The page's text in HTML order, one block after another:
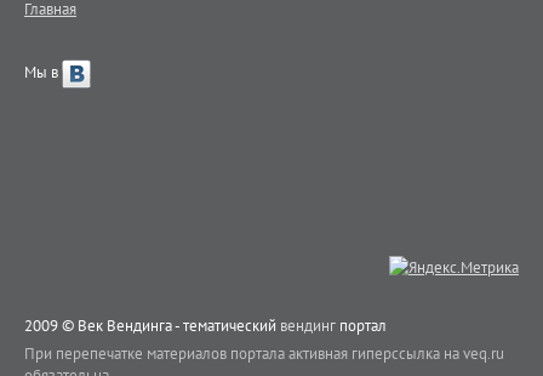
Главная
Мы в
2009 © Век Вендинга - тематический вендинг портал
При перепечатке материалов портала активная гиперссылка на veq.ru